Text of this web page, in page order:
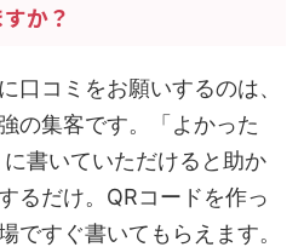
か？
口コミをお願いするのは、
の集客です。「よかった
書いていただけると助か
るだけ。QRコードを作っ
ですぐ書いてもらえます。